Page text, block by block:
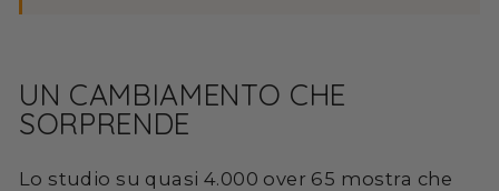
UN CAMBIAMENTO CHE
SORPRENDE
Lo studio su quasi 4.000 over 65 mostra che